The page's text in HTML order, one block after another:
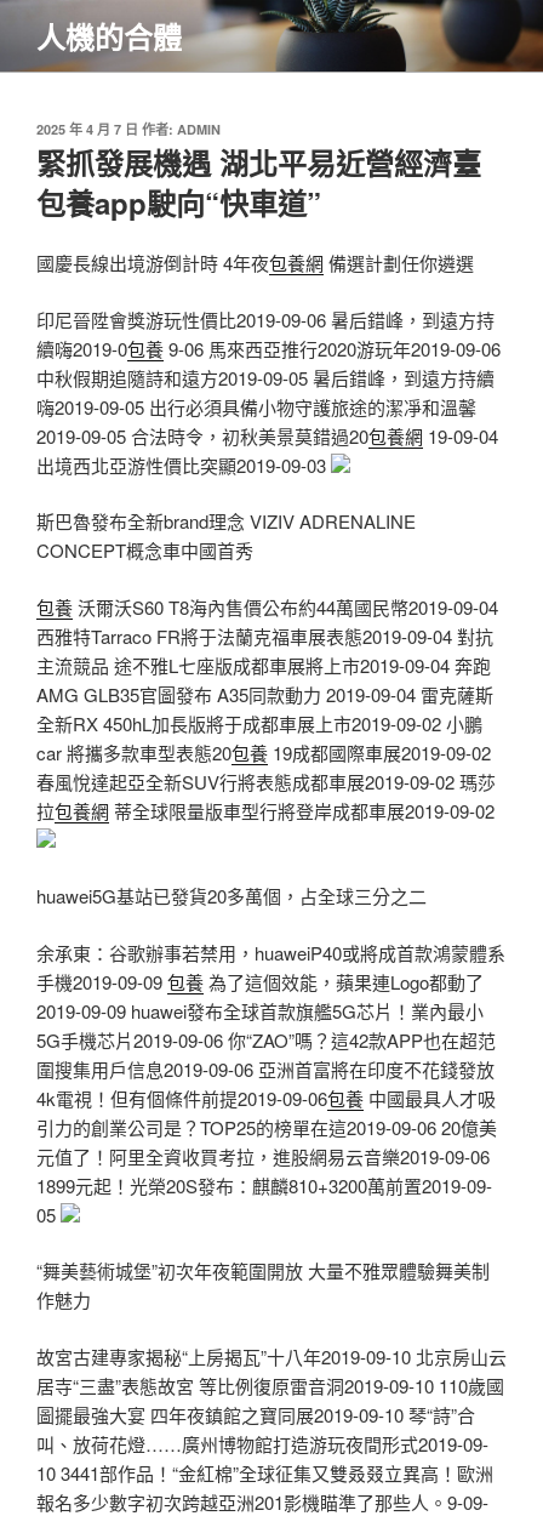
主
人機的合體
發
佈
於
2025 年 4 月 7 日 作者: ADMIN
緊抓發展機遇 湖北平易近營經濟臺
包養app駛向“快車道”
國慶長線出境游倒計時 4年夜包養網 備選計劃任你遴選
印尼晉陞會獎游玩性價比2019-09-06 暑后錯峰，到遠方持
續嗨2019-0包養9-06 馬來西亞推行2020游玩年2019-09-06
中秋假期追隨詩和遠方2019-09-05 暑后錯峰，到遠方持續
嗨2019-09-05 出行必須具備小物守護旅途的潔凈和溫馨
2019-09-05 合法時令，初秋美景莫錯過20包養網 19-09-04
出境西北亞游性價比突顯2019-09-03
斯巴魯發布全新brand理念 VIZIV ADRENALINE
CONCEPT概念車中國首秀
包養沃爾沃S60 T8海內售價公布約44萬國民幣2019-09-04
西雅特Tarraco FR將于法蘭克福車展表態2019-09-04 對抗
主流競品 途不雅L七座版成都車展將上市2019-09-04 奔跑
AMG GLB35官圖發布 A35同款動力 2019-09-04 ​雷克薩斯
全新RX 450hL加長版將于成都車展上市2019-09-02 小鵬
car 將攜多款車型表態20包養 19成都國際車展2019-09-02
春風悅達起亞全新SUV行將表態成都車展2019-09-02 瑪莎
拉包養網 蒂全球限量版車型行將登岸成都車展2019-09-02
huawei5G基站已發貨20多萬個，占全球三分之二
余承東：谷歌辦事若禁用，huaweiP40或將成首款鴻蒙體系
手機2019-09-09包養為了這個效能，蘋果連Logo都動了
2019-09-09 huawei發布全球首款旗艦5G芯片！業內最小
5G手機芯片2019-09-06 你“ZAO”嗎？這42款APP也在超范
圍搜集用戶信息2019-09-06 亞洲首富將在印度不花錢發放
4k電視！但有個條件前提2019-09-06包養 中國最具人才吸
引力的創業公司是？TOP25的榜單在這2019-09-06 20億美
元值了！阿里全資收買考拉，進股網易云音樂2019-09-06
1899元起！光榮20S發布：麒麟810+3200萬前置2019-09-
05
“舞美藝術城堡”初次年夜範圍開放 大量不雅眾體驗舞美制
作魅力
故宮古建專家揭秘“上房揭瓦”十八年2019-09-10 北京房山云
居寺“三盡”表態故宮 等比例復原雷音洞2019-09-10 110歲國
圖擺最強大宴 四年夜鎮館之寶同展2019-09-10 琴“詩”合
叫、放荷花燈……廣州博物館打造游玩夜間形式2019-09-
10 3441部作品！“金紅棉”全球征集又雙叒叕立異高！歐洲
報名多少數字初次跨越亞洲201影機瞄準了那些人。9-09-